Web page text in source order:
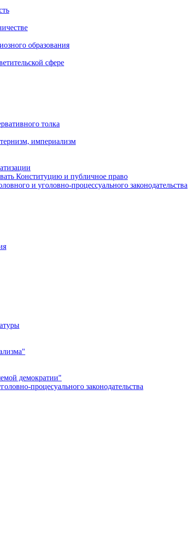
образования
сфере
толка
империализм
Конституцию и публичное право
и уголовно-процессуального законодательства
демократии"
процесуального законодательства